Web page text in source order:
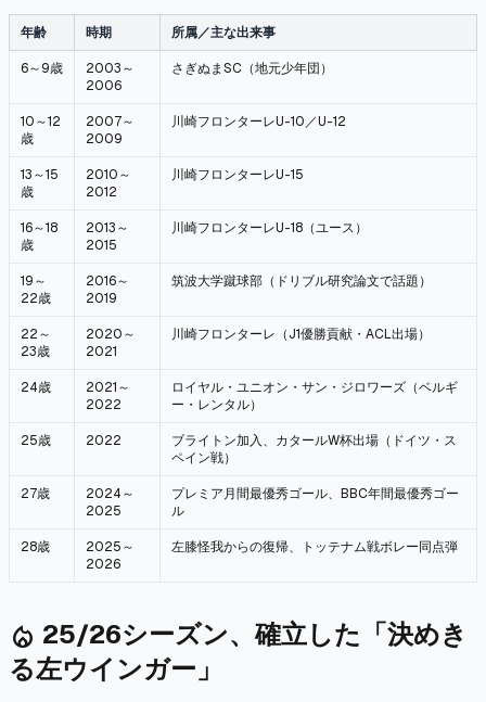
年齢 時期 所属／主な出来事
6～9歳
2003～
2006
さぎぬまSC（地元少年団）
10～12
歳
2007～
2009
川崎フロンターレU-10／U-12
13～15
歳
2010～
2012
川崎フロンターレU-15
16～18
歳
2013～
2015
川崎フロンターレU-18（ユース）
19～
22歳
2016～
2019
筑波大学蹴球部（ドリブル研究論文で話題）
22～
23歳
2020～
2021
川崎フロンターレ（J1優勝貢献・ACL出場）
24歳
2021～
2022
ロイヤル・ユニオン・サン・ジロワーズ（ベルギ
ー・レンタル）
25歳 2022
ブライトン加入、カタールW杯出場（ドイツ・ス
ペイン戦）
27歳
2024～
2025
プレミア月間最優秀ゴール、BBC年間最優秀ゴー
ル
28歳
2025～
2026
左膝怪我からの復帰、トッテナム戦ボレー同点弾
local_fire_department 25/26シーズン、確立した「決めき
る左ウインガー」